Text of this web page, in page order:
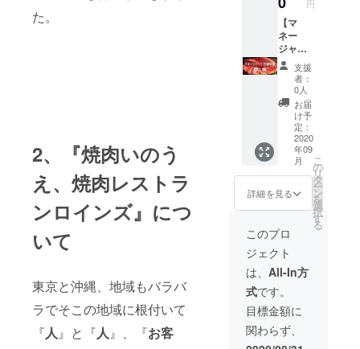
た。
2、『焼肉いのう
え、焼肉レストラ
ンロインズ』につ
いて
東京と沖縄、地域もバラバ
ラでそこの地域に根付いて
『人』と『人』、『お客
年間お
会計が
50％OF
F(一部
のメ
ニュー
は除く)
円
【マ
ネー
ジャー
が接
待！い
のう
え、ロ
インズ
貸切】
焼肉グ
ループ
マネー
ジャー
があな
たを接
客！ス
ペシャ
ルな
ディ
ナーに
ご招
待！ 食
事代、
ドリン
ク代、
貸切代
支援
者：
0人
お届
け予
定：
2020
年09
月
詳細を見る
こ
の
リ
タ
ー
ン
を
選
択
す
る
このプロ
ジェクト
は、 All-In方
式です。
目標金額に
関わらず、